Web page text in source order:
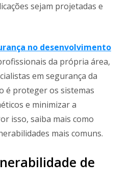
sejam projetadas e
no desenvolvimento
da própria área,
em segurança da
é proteger os sistemas
e minimizar a
isso, saiba mais como
mais comuns.
de